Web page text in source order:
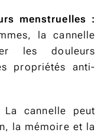
menstruelles :
la cannelle
les douleurs
propriétés anti-
La cannelle peut
la mémoire et la